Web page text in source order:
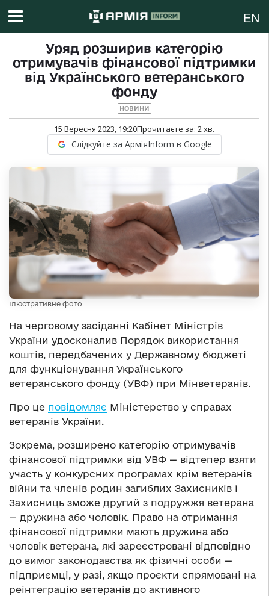
EN
Уряд розширив категорію
отримувачів фінансової підтримки
від Українського ветеранського
фонду
НОВИНИ
15 Вересня 2023, 19:20Прочитаєте за: 2хв.
Слідкуйте за АрміяInform в Google
Ілюстративне фото
На черговому засіданні Кабінет Міністрів
України удосконалив Порядок використання
коштів, передбачених у Державному бюджеті
для функціонування Українського
ветеранського фонду (УВФ) при Мінветеранів.
Про це повідомляє Міністерство у справах
ветеранів України.
Зокрема, розширено категорію отримувачів
фінансової підтримки від УВФ — відтепер взяти
участь у конкурсних програмах крім ветеранів
війни та членів родин загиблих Захисників і
Захисниць зможе другий з подружжя ветерана
— дружина або чоловік. Право на отримання
фінансової підтримки мають дружина або
чоловік ветерана, які зареєстровані відповідно
до вимог законодавства як фізичні особи —
підприємці, у разі, якщо проєкти спрямовані на
реінтеграцію ветеранів до активного